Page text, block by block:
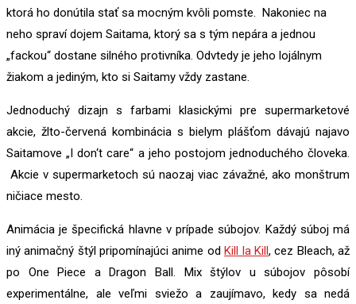
ktorá ho donútila stať sa mocným kvôli pomste. Nakoniec na
neho spraví dojem Saitama, ktorý sa s tým nepára a jednou
„fackou“ dostane silného protivníka. Odvtedy je jeho lojálnym
žiakom a jediným, kto si Saitamy vždy zastane.
Jednoduchý dizajn s farbami klasickými pre supermarketové
akcie, žlto-červená kombinácia s bielym plášťom dávajú najavo
Saitamove „I don‘t care“ a jeho postojom jednoduchého človeka.
Akcie v supermarketoch sú naozaj viac závažné, ako monštrum
ničiace mesto.
Animácia je špecifická hlavne v prípade súbojov. Každý súboj má
iný animačný štýl pripomínajúci anime odKill la Kill, cez Bleach, až
po One Piece a Dragon Ball. Mix štýlov u súbojov pôsobí
experimentálne, ale veľmi sviežo a zaujímavo, kedy sa nedá